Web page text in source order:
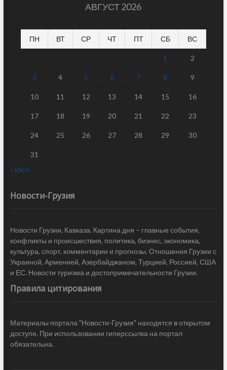
АВГУСТ 2026
ПН ВТ СР ЧТ ПТ СБ ВС
1 2
3 4 5 6 7 8 9
10 11 12 13 14 15 16
17 18 19 20 21 22 23
24 25 26 27 28 29 30
31
« Июл
Новости-Грузия
Новости Грузии, Кавказа. Картина дня – главные события,
конфликты и происшествия, политика, бизнес, экономика,
культура, спорт, комментарии и прогнозы. Отношения Грузии с
Украиной, Арменией, Азербайджаном, Турцией, Россией, США
и ЕС. Новости туризма и достопримечательности Грузии.
Правила цитирования
Материалы портала "Новости-Грузия" находятся в открытом
доступе. При использовании гиперссылка на портал
обязательна.